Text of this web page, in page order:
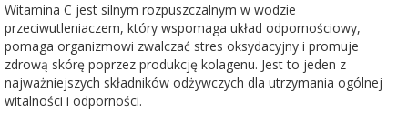
Witamina C jest silnym rozpuszczalnym w wodzie
przeciwutleniaczem, który wspomaga układ odpornościowy,
pomaga organizmowi zwalczać stres oksydacyjny i promuje
zdrową skórę poprzez produkcję kolagenu. Jest to jeden z
najważniejszych składników odżywczych dla utrzymania ogólnej
witalności i odporności.